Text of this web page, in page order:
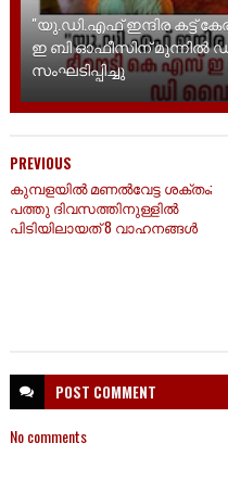
"യു.ഡി.എഫ് ഇന്ദിര കട്ട്
ഇ ബി ഓഫീസിന്
സംഘടിപ്പിച്ചു
PREVIOUS
കുമ്പളയിൽ മണൽവേട്ട ശക്തം;
പത്തു ദിവസത്തിനുള്ളിൽ
പിടിയിലായത് 8 വാഹനങ്ങൾ
POST COMMENT
No comments